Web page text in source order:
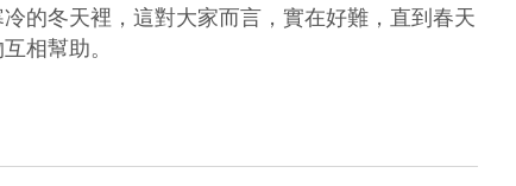
的冬天裡，這對大家而言，實在好難，直到春天
相幫助。